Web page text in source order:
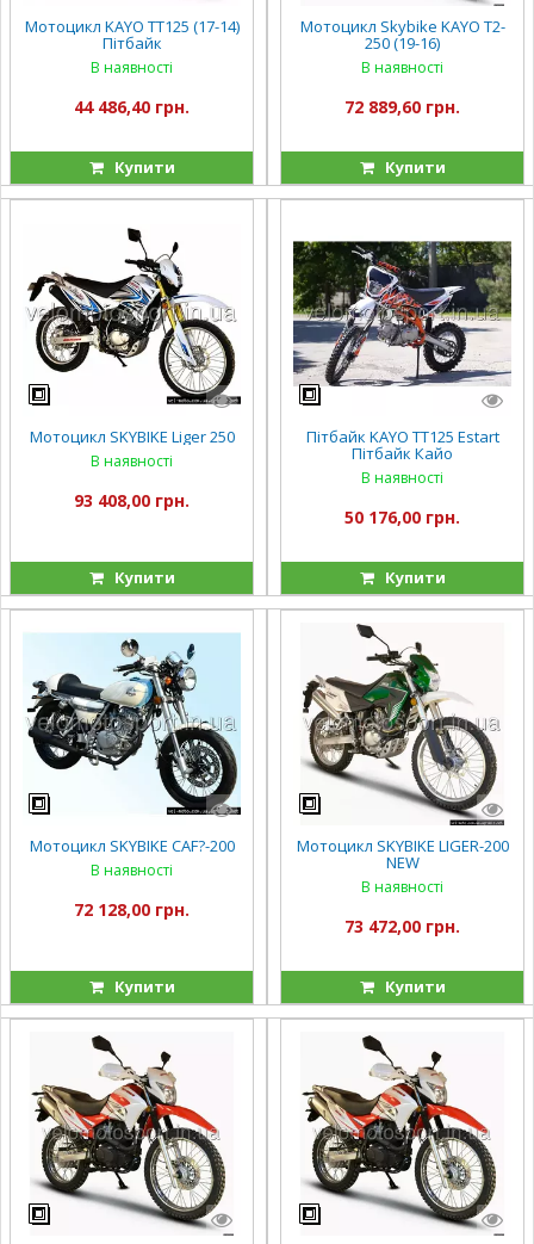
Мотоцикл KAYO TT125 (17-14)
Пітбайк
В наявності
44 486,40 грн.
Купити
Мотоцикл Skybike KAYO T2-
250 (19-16)
В наявності
72 889,60 грн.
Купити
Мотоцикл SKYBIKE Liger 250
В наявності
93 408,00 грн.
Купити
Пітбайк KAYO TT125 Estart
Пітбайк Кайо
В наявності
50 176,00 грн.
Купити
Мотоцикл SKYBIKЕ CAF?-200
В наявності
72 128,00 грн.
Купити
Мотоцикл SKYBIKE LIGER-200
NEW
В наявності
73 472,00 грн.
Купити